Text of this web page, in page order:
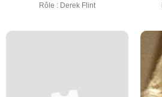
Rôle : Derek Flint